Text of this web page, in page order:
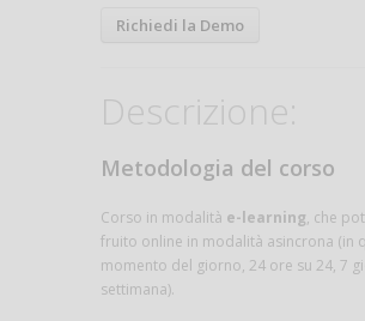
Richiedi la Demo
Descrizione:
Metodologia del corso
Corso in modalità e-learning, che
fruito online in modalità asincrona (in
momento del giorno, 24 ore su 24, 7
settimana).